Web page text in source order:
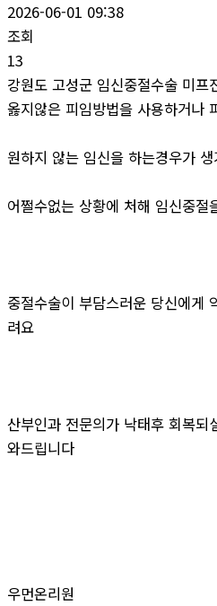
2026-06-01 09:38
조회
13
강원도 고성군 임신중절수술 미
옳지않은 피임방법을 사용하거나
원하지 않는 임신을 하는경우가
어쩔수없는 상황에 처해 임신중절
중절수술이 부담스러운 당신에게
려요
산부인과 전문의가 낙태후 회복되
와드립니다
우먼온리원